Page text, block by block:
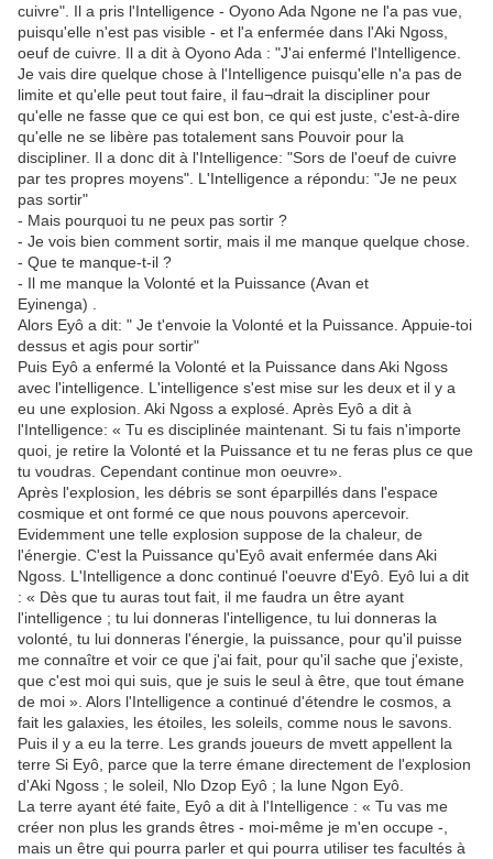
cuivre". Il a pris l'Intelligence - Oyono Ada Ngone ne l'a pas vue,
puisqu'elle n'est pas visible - et l'a enfermée dans l'Aki Ngoss,
oeuf de cuivre. Il a dit à Oyono Ada : "J'ai enfermé l'Intelligence.
Je vais dire quelque chose à l'Intelligence puisqu'elle n'a pas de
limite et qu'elle peut tout faire, il fau¬drait la discipliner pour
qu'elle ne fasse que ce qui est bon, ce qui est juste, c'est-à-dire
qu'elle ne se libère pas totalement sans Pouvoir pour la
discipliner. Il a donc dit à l'Intelligence: "Sors de l'oeuf de cuivre
par tes propres moyens". L'Intelligence a répondu: "Je ne peux
pas sortir"
- Mais pourquoi tu ne peux pas sortir ?
- Je vois bien comment sortir, mais il me manque quelque chose.
- Que te manque-t-il ?
- Il me manque la Volonté et la Puissance (Avan et
Eyinenga) .
Alors Eyô a dit: " Je t'envoie la Volonté et la Puissance. Appuie-toi
dessus et agis pour sortir"
Puis Eyô a enfermé la Volonté et la Puissance dans Aki Ngoss
avec l'intelligence. L'intelligence s'est mise sur les deux et il y a
eu une explosion. Aki Ngoss a explosé. Après Eyô a dit à
l'Intelligence: « Tu es disciplinée maintenant. Si tu fais n'importe
quoi, je retire la Volonté et la Puissance et tu ne feras plus ce que
tu voudras. Cependant continue mon oeuvre».
Après l'explosion, les débris se sont éparpillés dans l'espace
cosmique et ont formé ce que nous pouvons apercevoir.
Evidemment une telle explosion suppose de la chaleur, de
l'énergie. C'est la Puissance qu'Eyô avait enfermée dans Aki
Ngoss. L'Intelligence a donc continué l'oeuvre d'Eyô. Eyô lui a dit
: « Dès que tu auras tout fait, il me faudra un être ayant
l'intelligence ; tu lui donneras l'intelligence, tu lui donneras la
volonté, tu lui donneras l'énergie, la puissance, pour qu'il puisse
me connaître et voir ce que j'ai fait, pour qu'il sache que j'existe,
que c'est moi qui suis, que je suis le seul à être, que tout émane
de moi ». Alors l'Intelligence a continué d'étendre le cosmos, a
fait les galaxies, les étoiles, les soleils, comme nous le savons.
Puis il y a eu la terre. Les grands joueurs de mvett appellent la
terre Si Eyô, parce que la terre émane directement de l'explosion
d'Aki Ngoss ; le soleil, Nlo Dzop Eyô ; la lune Ngon Eyô.
La terre ayant été faite, Eyô a dit à l'Intelligence : « Tu vas me
créer non plus les grands êtres - moi-même je m'en occupe -,
mais un être qui pourra parler et qui pourra utiliser tes facultés à